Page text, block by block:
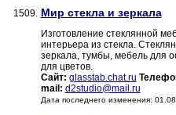
1509. Мир стекла и зеркала
Изготовление стеклянной
интерьера из стекла.
зеркала, тумбы, мебель для
для цветов.
Сайт: glasstab.chat.ru
mail: d2studio@mail.ru
Дата последнего изменения: